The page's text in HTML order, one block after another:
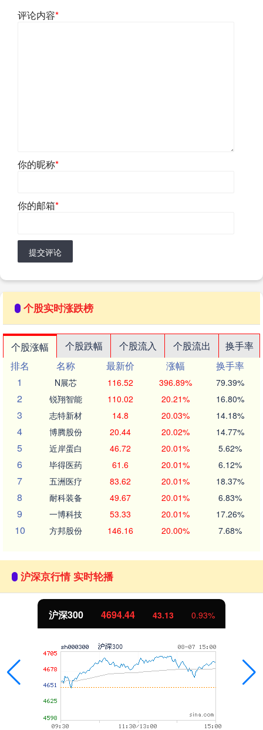
评论内容*
你的昵称*
你的邮箱*
提交评论
个股实时涨跌榜
个股涨幅 个股跌幅 个股流入 个股流出
换手率
排名
名称 最新价 涨幅
换手率
1
N展芯 116.52 396.89% 79.39%
2 锐翔智能 110.02 20.21% 16.80%
3 志特新材 14.8 20.03% 14.18%
4 博腾股份 20.44 20.02% 14.77%
5 近岸蛋白 46.72 20.01% 5.62%
6 毕得医药 61.6 20.01% 6.12%
7 五洲医疗 83.62 20.01% 18.37%
8 耐科装备 49.67 20.01% 6.83%
9 一博科技 53.33 20.01% 17.26%
10 方邦股份 146.16 20.00% 7.68%
沪深京行情 实时轮播
沪深300 4694.44 43.13 0.93%